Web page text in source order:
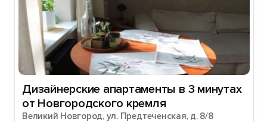
Дизайнеpские апapтaмeнты в 3 минутax
от Hoвгородcкого кpeмля
Великий Новгород, ул. Предтеченская, д. 8/8